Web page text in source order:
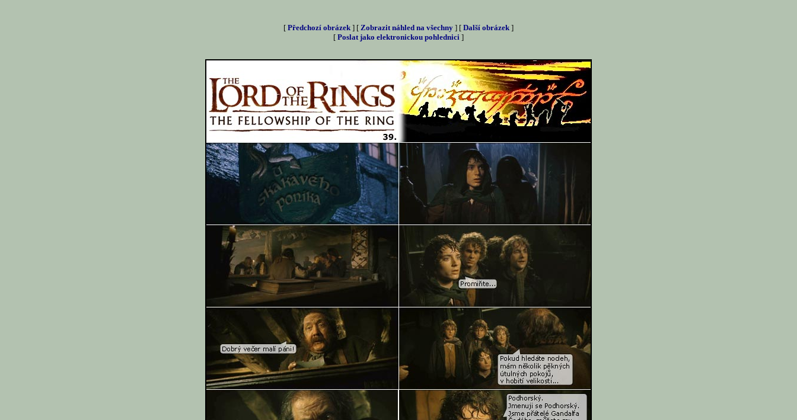
[ Předchozí obrázek ] [ Zobrazit náhled na všechny ] [ Další obrázek ]
[ Poslat jako elektronickou pohlednici ]